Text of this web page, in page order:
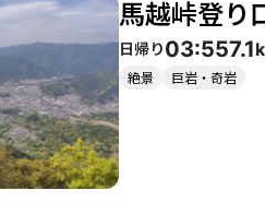
ろすために登るイベ
き、充実した一日を過ごせるでしょう。 ただし、急登や階段が多いた
るため、熱中症対策
馬越峠登り
日帰り03:557.1
絶景 巨岩・奇岩